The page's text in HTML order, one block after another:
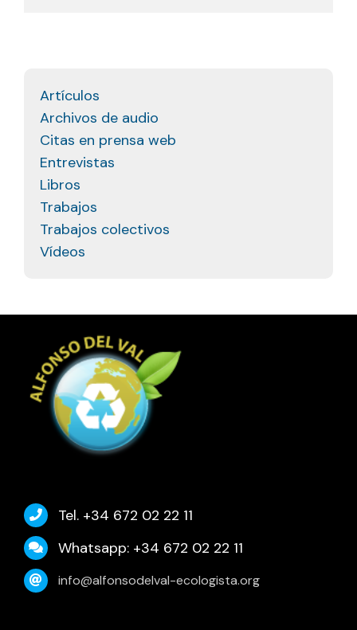
Artículos
Archivos de audio
Citas en prensa web
Entrevistas
Libros
Trabajos
Trabajos colectivos
Vídeos
Tel. +34 672 02 22 11
Whatsapp: +34 672 02 22 11
info@alfonsodelval-ecologista.org